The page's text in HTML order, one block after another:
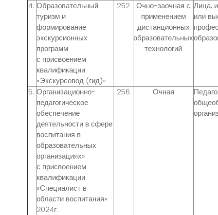
4. Образовательный
туризм и
формирование
экскурсионных
программ
с присвоением
квалификации
«Экскурсовод (гид)»
252
Очно-заочная с
применением
дистанционных
образовательных
технологий
Лица,
или
5. Организационно-
педагогическое
обеспечение
деятельности в сфере
воспитания в
образовательных
организациях»
с присвоением
квалификации
«Специалист в
области воспитания»
2024г.
256 Очная